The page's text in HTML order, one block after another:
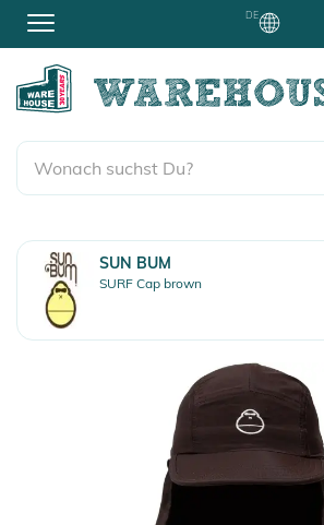
DE
SUN BUM
SURF Cap brown